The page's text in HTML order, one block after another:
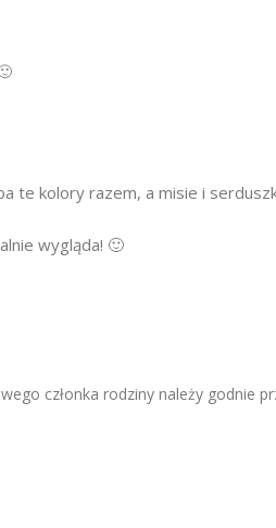
te kolory razem, a misie i
wygląda! 🙂
członka rodziny należy godnie